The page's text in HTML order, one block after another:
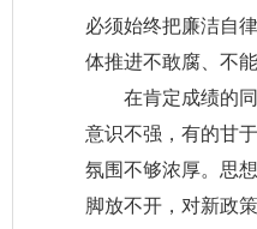
必须始终把廉洁自
体推进不敢腐、不
在肯定成绩的
意识不强，有的甘
氛围不够浓厚。思
脚放不开，对新政